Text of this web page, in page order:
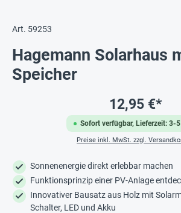
Art. 59253
Hagemann Solarhaus
Speicher
Sofort verfügbar, Lieferzeit: 3-5
12,95 €*
Preise inkl. MwSt. zzgl.
Sonnenenergie direkt erlebbar machen
Funktionsprinzip einer PV-Anlage
Innovativer Bausatz aus Holz mit
Schalter, LED und Akku